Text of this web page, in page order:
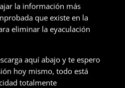
la información más
que existe en la
eliminar la eyaculación
aquí abajo y te espero
hoy mismo, todo está
totalmente